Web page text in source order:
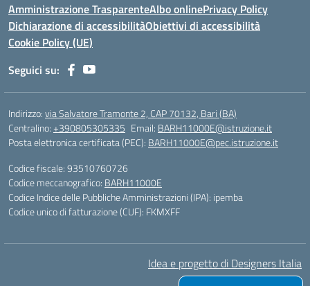
Amministrazione TrasparenteAlbo onlinePrivacy Policy
Dichiarazione di accessibilitàObiettivi di accessibilità
Cookie Policy (UE)
Seguici su:
Indirizzo:via Salvatore Tramonte 2, CAP 70132, Bari (BA)
Centralino:+390805305335 Email: BARH11000E@istruzione.it
Posta elettronica certificata (PEC): BARH11000E@pec.istruzione.it
Codice fiscale: 93510760726
Codice meccanografico: BARH11000E
Codice Indice delle Pubbliche Amministrazioni (IPA): ipemba
Codice unico di fatturazione (CUF): FKMXFF
Idea e progetto di Designers Italia